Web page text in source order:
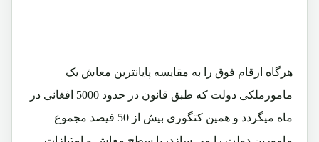
هرگاه ارقام فوق را به مقایسه پایانترین معاش یک
مامورملکی دولت که طبق قانون در حدود 5000 افغانی در
ماه میگردد و همین کتگوری بیش از 50 فیصد مجموع